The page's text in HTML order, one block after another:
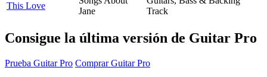
This Love
Jane
Track
Consigue la última versión de Guitar Pro
Prueba Guitar Pro Comprar Guitar Pro